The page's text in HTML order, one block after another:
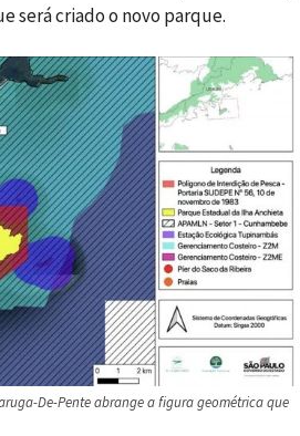
será criado o novo parque.
De-Pente abrange a figura geométrica que